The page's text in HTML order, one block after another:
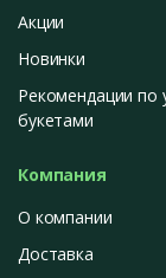
Акции
Новинки
Рекомендации по
букетами
Компания
О компании
Доставка